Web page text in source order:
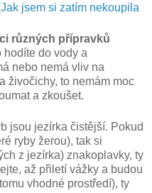
Jak jsem si zatím nekoupila
různých přípravků
hodíte do vody a
nebo nemá vliv na
živočichy, to nemám moc
a zkoušet.
jsou jezírka čistější. Pokud
ryby žerou), tak si
z jezírka) znakoplavky, ty
až přiletí vážky a budou
vhodné prostředí), ty